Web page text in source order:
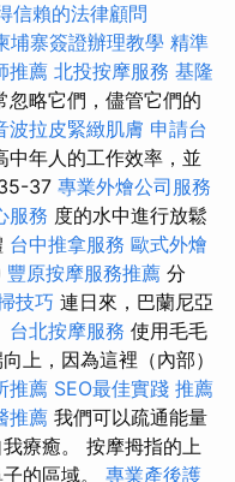
信賴的法律顧問
埔寨簽證辦理教學 精準
推薦 北投按摩服務 基隆
忽略它們，儘管它們的
波拉皮緊緻肌膚 申請台
中年人的工作效率，並
37 專業外燴公司服務
服務 度的水中進行放鬆
台中推拿服務 歐式外燴
豐原按摩服務推薦 分
技巧 連日來，巴蘭尼亞
台北按摩服務 使用毛毛
上，因為這裡（內部）
推薦 SEO最佳實踐 推薦
推薦 我們可以疏通能量
療癒。 按摩拇指的上
的區域。 專業產後護